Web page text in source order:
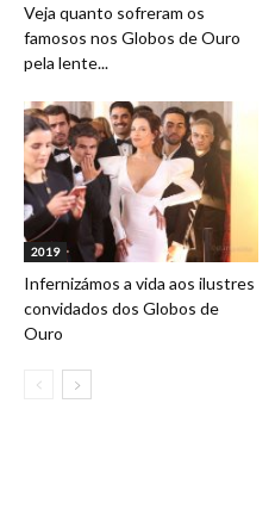
Veja quanto sofreram os
famosos nos Globos de Ouro
pela lente...
2019
Infernizámos a vida aos ilustres
convidados dos Globos de
Ouro